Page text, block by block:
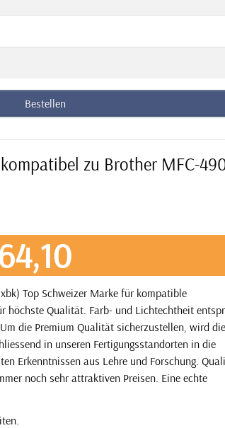
Bestellen
zu Brother MFC-
Top Schweizer Marke für kompatible
höchste Qualität. Farb- und Lichtechtheit
die Premium Qualität sicherzustellen, wird
in unseren Fertigungsstandorten in die
Erkenntnissen aus Lehre und Forschung.
noch sehr attraktiven Preisen. Eine echte